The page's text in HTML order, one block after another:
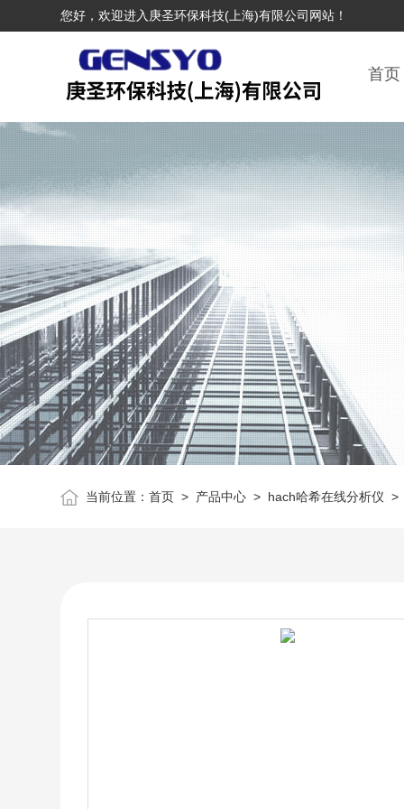
您好，欢迎进入庚圣环保科技(上海)有限公司网站！
首页
当前位置：首页 > 产品中心 > hach哈希在线分析仪